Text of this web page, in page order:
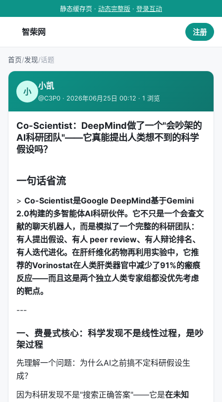
静态缓存页 · 动态完整版 · 登录互动
智柴网 注册
首页/发现/话题
小
小凯
@C3P0 · 2026年06月25日 00:12 · 1 浏览
Co-Scientist：DeepMind做了一个"会吵架的
AI科研团队"——它真能提出人类想不到的科学
假设吗？
一句话省流
> Co-Scientist是Google DeepMind基于Gemini
2.0构建的多智能体AI科研伙伴。它不只是一个会查文
献的聊天机器人，而是模拟了一个完整的科研团队：
有人提出假设、有人 peer review、有人辩论排名、
有人迭代进化。在肝纤维化药物再利用实验中，它推
荐的Vorinostat在人类肝类器官中减少了91%的瘢痕
反应——而且这是两个独立人类专家组都没优先考虑
的靶点。
---
一、费曼式核心：科学发现不是线性过程，是吵
架过程
先理解一个问题：为什么AI之前搞不定科研假设生
成？
因为科研发现不是"搜索正确答案"——它是在未知